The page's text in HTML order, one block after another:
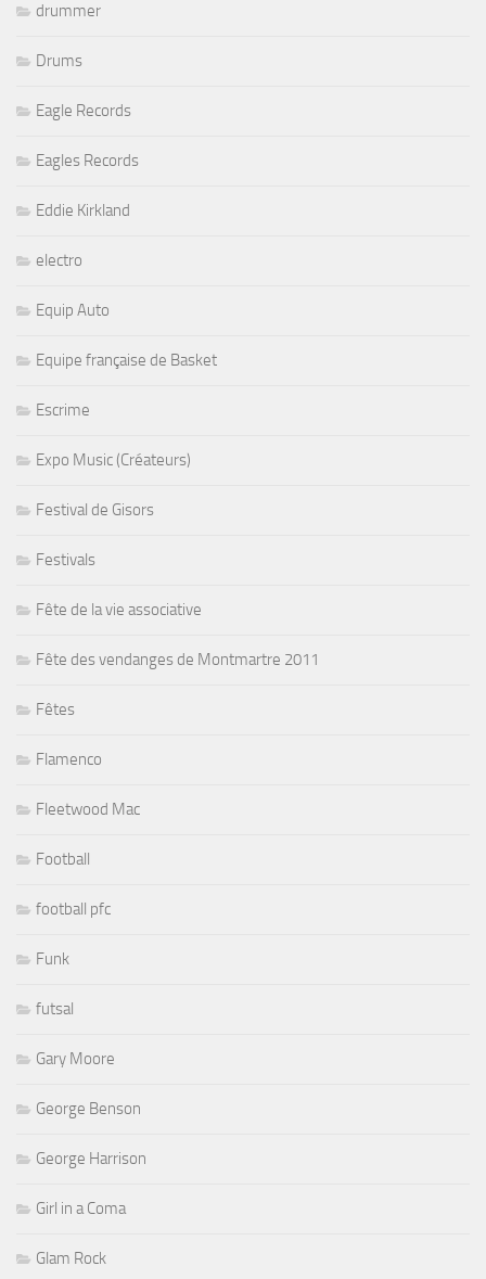
drummer
Drums
Eagle Records
Eagles Records
Eddie Kirkland
electro
Equip Auto
Equipe française de Basket
Escrime
Expo Music (Créateurs)
Festival de Gisors
Festivals
Fête de la vie associative
Fête des vendanges de Montmartre 2011
Fêtes
Flamenco
Fleetwood Mac
Football
football pfc
Funk
futsal
Gary Moore
George Benson
George Harrison
Girl in a Coma
Glam Rock